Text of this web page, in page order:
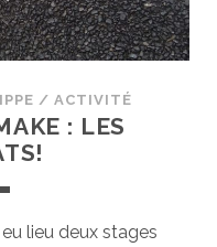
/ ACTIVITÉ
: LES
lieu deux stages